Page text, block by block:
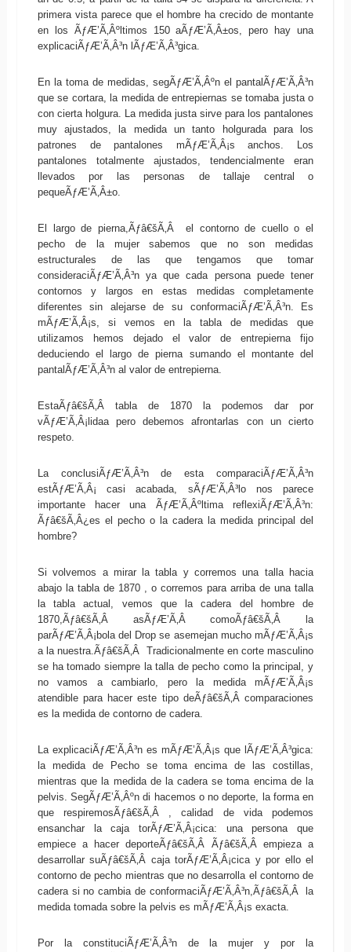
primera vista parece que el hombre ha crecido de montante
en los ÃƒÆ’Ã‚Âºltimos 150 aÃƒÆ’Ã‚Â±os, pero hay una
explicaciÃƒÆ’Ã‚Â³n lÃƒÆ’Ã‚Â³gica.
En la toma de medidas, segÃƒÆ’Ã‚Âºn el pantalÃƒÆ’Ã‚Â³n
que se cortara, la medida de entrepiernas se tomaba justa o
con cierta holgura. La medida justa sirve para los pantalones
muy ajustados, la medida un tanto holgurada para los
patrones de pantalones mÃƒÆ’Ã‚Â¡s anchos. Los
pantalones totalmente ajustados, tendencialmente eran
llevados por las personas de tallaje central o
pequeÃƒÆ’Ã‚Â±o.
El largo de pierna,Ãƒâ€šÃ‚Â el contorno de cuello o el
pecho de la mujer sabemos que no son medidas
estructurales de las que tengamos que tomar
consideraciÃƒÆ’Ã‚Â³n ya que cada persona puede tener
contornos y largos en estas medidas completamente
diferentes sin alejarse de su conformaciÃƒÆ’Ã‚Â³n. Es
mÃƒÆ’Ã‚Â¡s, si vemos en la tabla de medidas que
utilizamos hemos dejado el valor de entrepierna fijo
deduciendo el largo de pierna sumando el montante del
pantalÃƒÆ’Ã‚Â³n al valor de entrepierna.
EstaÃƒâ€šÃ‚Â tabla de 1870 la podemos dar por
vÃƒÆ’Ã‚Â¡lidaa pero debemos afrontarlas con un cierto
respeto.
La conclusiÃƒÆ’Ã‚Â³n de esta comparaciÃƒÆ’Ã‚Â³n
estÃƒÆ’Ã‚Â¡ casi acabada, sÃƒÆ’Ã‚Â³lo nos parece
importante hacer una ÃƒÆ’Ã‚Âºltima reflexiÃƒÆ’Ã‚Â³n:
Ãƒâ€šÃ‚Â¿es el pecho o la cadera la medida principal del
hombre?
Si volvemos a mirar la tabla y corremos una talla hacia
abajo la tabla de 1870 , o corremos para arriba de una talla
la tabla actual, vemos que la cadera del hombre de
1870,Ãƒâ€šÃ‚Â asÃƒÆ’Ã‚Â­ comoÃƒâ€šÃ‚Â la
parÃƒÆ’Ã‚Â¡bola del Drop se asemejan mucho mÃƒÆ’Ã‚Â¡s
a la nuestra.Ãƒâ€šÃ‚Â Tradicionalmente en corte masculino
se ha tomado siempre la talla de pecho como la principal, y
no vamos a cambiarlo, pero la medida mÃƒÆ’Ã‚Â¡s
atendible para hacer este tipo deÃƒâ€šÃ‚Â comparaciones
es la medida de contorno de cadera.
La explicaciÃƒÆ’Ã‚Â³n es mÃƒÆ’Ã‚Â¡s que lÃƒÆ’Ã‚Â³gica:
la medida de Pecho se toma encima de las costillas,
mientras que la medida de la cadera se toma encima de la
pelvis. SegÃƒÆ’Ã‚Âºn di hacemos o no deporte, la forma en
que respiremosÃƒâ€šÃ‚Â , calidad de vida podemos
ensanchar la caja torÃƒÆ’Ã‚Â¡cica: una persona que
empiece a hacer deporteÃƒâ€šÃ‚Â Ãƒâ€šÃ‚Â empieza a
desarrollar suÃƒâ€šÃ‚Â caja torÃƒÆ’Ã‚Â¡cica y por ello el
contorno de pecho mientras que no desarrolla el contorno de
cadera si no cambia de conformaciÃƒÆ’Ã‚Â³n,Ãƒâ€šÃ‚Â la
medida tomada sobre la pelvis es mÃƒÆ’Ã‚Â¡s exacta.
Por la constituciÃƒÆ’Ã‚Â³n de la mujer y por la